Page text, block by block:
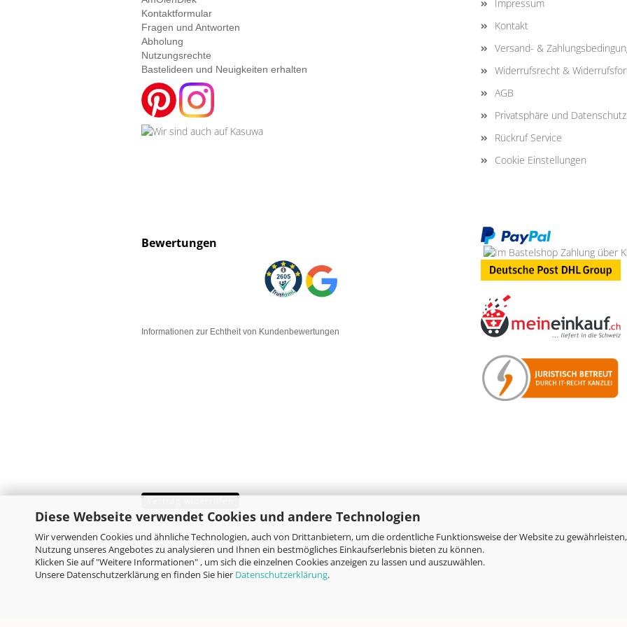
Diese Webseite verwendet Cookies und andere Technologien
Wir verwenden Cookies und ähnliche Technologien, auch von Drittanbietern, um die ordentliche Funktionsweise der Website zu
Nutzung unseres Angebotes zu analysieren und Ihnen ein bestmögliches Einkaufserlebnis bieten zu können.
Klicken Sie auf "Weitere Informationen" , um sich die einzelnen Cookies anzeigen zu lassen und auszuwählen.
Unsere Datenschutzerklärung en finden Sie hier Datenschutzerklärung.
Kontaktformular
Fragen und Antworten
Abholung
Nutzungsrechte
Bastelideen und Neuigkeiten erhalten
Impressum
Kontakt
Versand- &
Widerrufsrecht &
AGB
Privatsphäre und Datenschutz
Rückruf Service
Cookie Einstellungen
Bewertungen
Informationen zur Echtheit von Kundenbewertungen
Online-Shopby Gambio.de © 2026